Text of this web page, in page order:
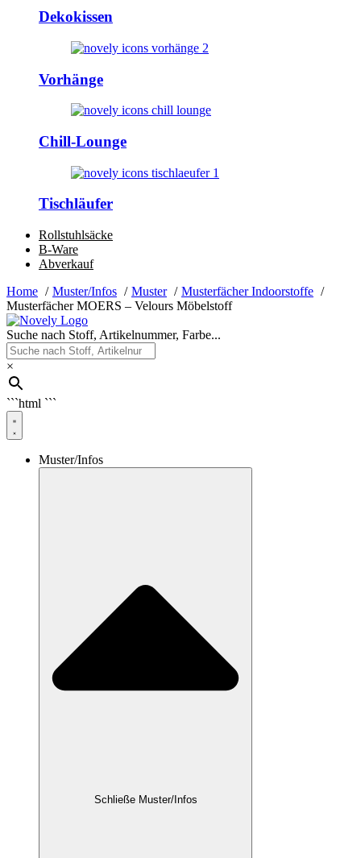
Dekokissen
Vorhänge
Chill-Lounge
Tischläufer
Rollstuhlsäcke
B-Ware
Abverkauf
Home
Muster/Infos Muster
Musterfächer Indoorstoffe
Musterfächer MOERS – Velours Möbelstoff
Suche nach Stoff, Artikelnummer, Farbe...
×
```html ```
Muster/Infos
Schließe Muster/Infos